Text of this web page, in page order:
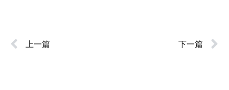
上一篇 下一篇